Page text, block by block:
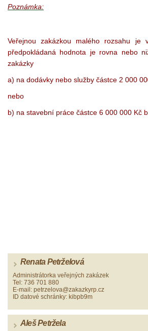
Poznámka:
Veřejnou zakázkou malého rozsahu je
předpokládaná hodnota je rovna nebo
zakázky
a) na dodávky nebo služby částce 2 000
nebo
b) na stavební práce částce 6 000 000 Kč
Renata Petrželová
Administrátorka veřejných zakázek
Tel: 736 701 880
E-mail: petrzelova@zakazkyrp.cz
ID datové schránky: kibpb9m
Aleš Petržela